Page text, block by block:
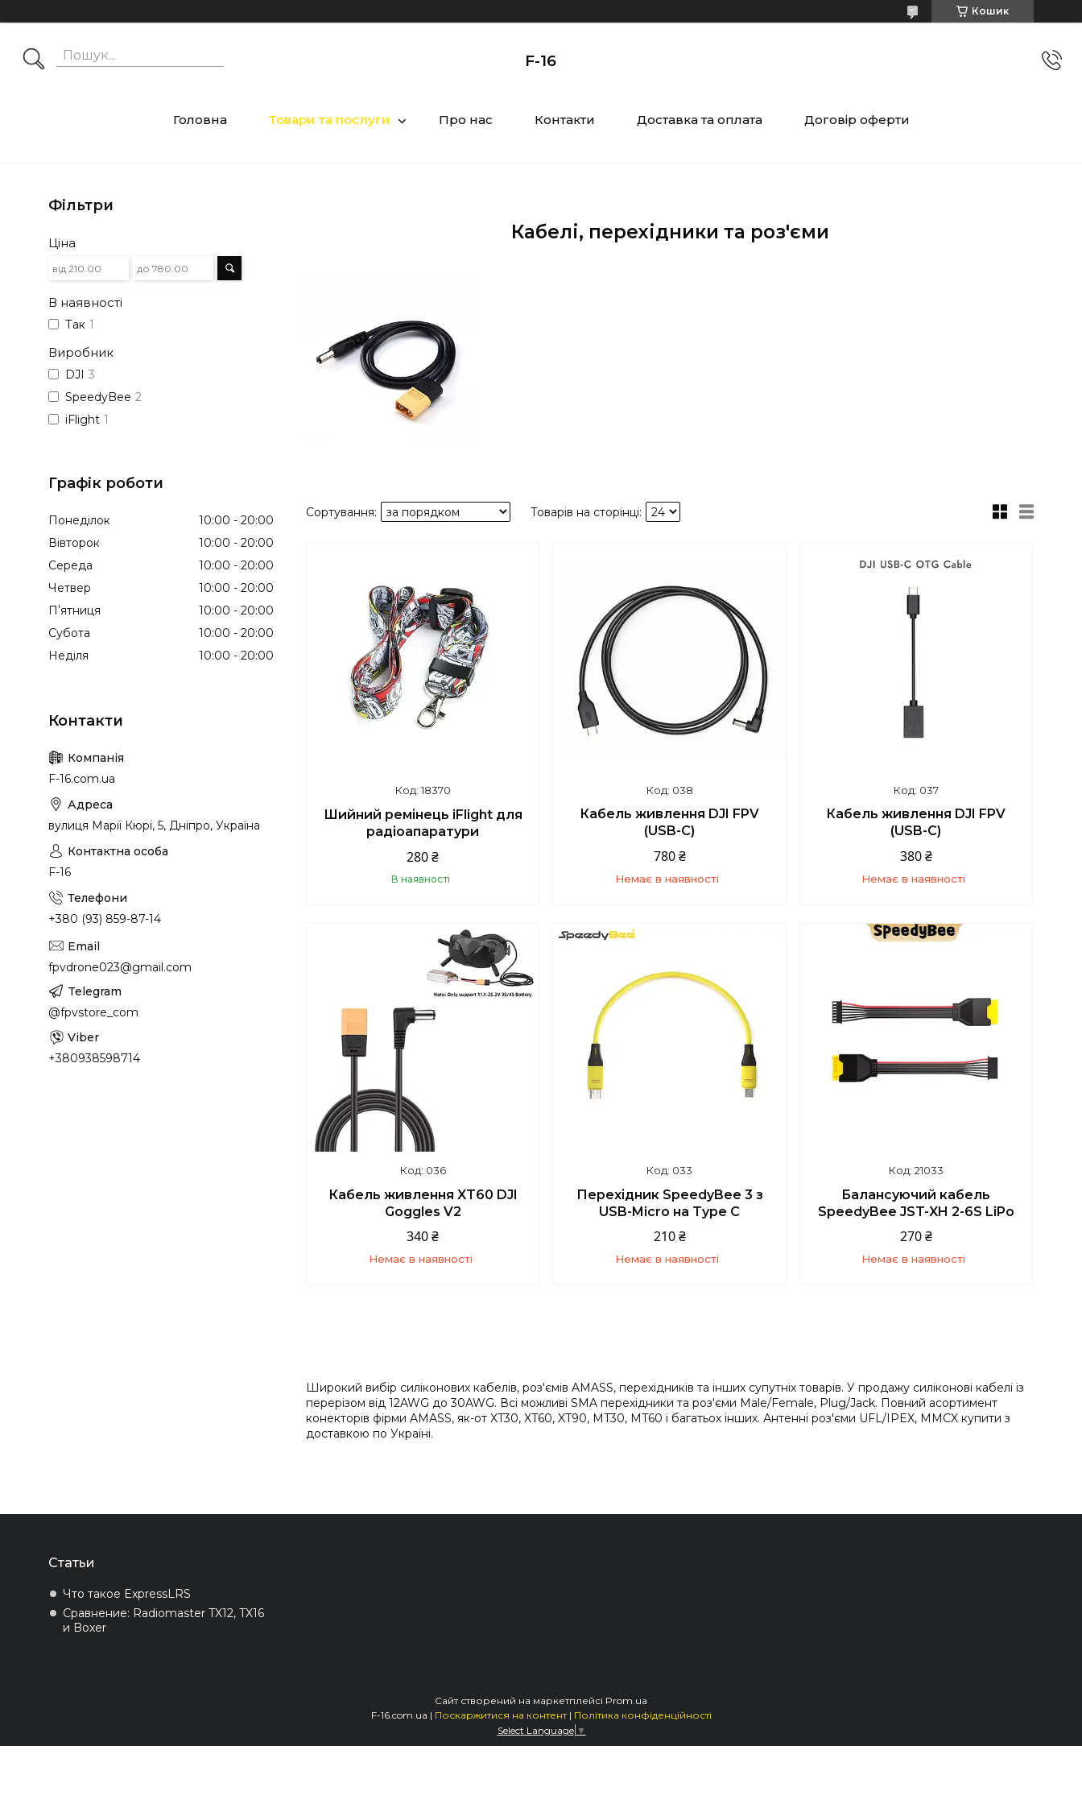
Кошик
F-16
Головна Товари та послуги Про нас Контакти Доставка та оплата Договір оферти
Кабелі, перехідники та роз'єми
18370
Шийний ремінець iFlight для
радіоапаратури
280 ₴
В наявності
038
Кабель живлення DJI FPV
(USB-C)
780 ₴
Немає в наявності
+380 (93) 859-87-14
037
Кабель живлення DJI FPV
(USB-C)
380 ₴
Немає в наявності
+380 (93) 859-87-14
036
Кабель живлення XT60 DJI
Goggles V2
340 ₴
Немає в наявності
033
Перехідник SpeedyBee 3 з
USB-Micro на Type C
210 ₴
Немає в наявності
21033
Балансуючий кабель
SpeedyBee JST-XH 2-6S LiPo
270 ₴
Немає в наявності
Широкий вибір силіконових кабелів, роз'ємів AMASS, перехідників та інших супутніх товарів. У продажу силіконові кабелі із
перерізом від 12AWG до 30AWG. Всі можливі SMA перехідники та роз'єми Male/Female, Plug/Jack. Повний асортимент
конекторів фірми AMASS, як-от XT30, XT60, XT90, MT30, MT60 і багатьох інших. Антенні роз'єми UFL/IPEX, MMCX купити з
доставкою по Україні.
Фільтри
Ціна
В наявності
Так 1
Виробник
DJI 3
SpeedyBee 2
iFlight 1
Графік роботи
Понеділок 10:00
20:00
Вівторок
10:00
20:00
Середа
10:00
20:00
Четвер
10:00
20:00
Пʼятниця
10:00
20:00
Субота
10:00
20:00
Неділя
10:00 20:00
F-16.com.ua
вулиця Марії Кюрі, 5, Дніпро, Україна
F-16
+380 (93) 859-87-14
fpvdrone023@gmail.com
@fpvstore_com
+380938598714
Статьи
Что такое ExpressLRS
Сравнение: Radiomaster TX12, TX16
и Boxer
Сайт створений на маркетплейсі Prom.ua
F-16.com.ua | Поскаржитися на контент | Політика конфіденційності
Select Language ▼